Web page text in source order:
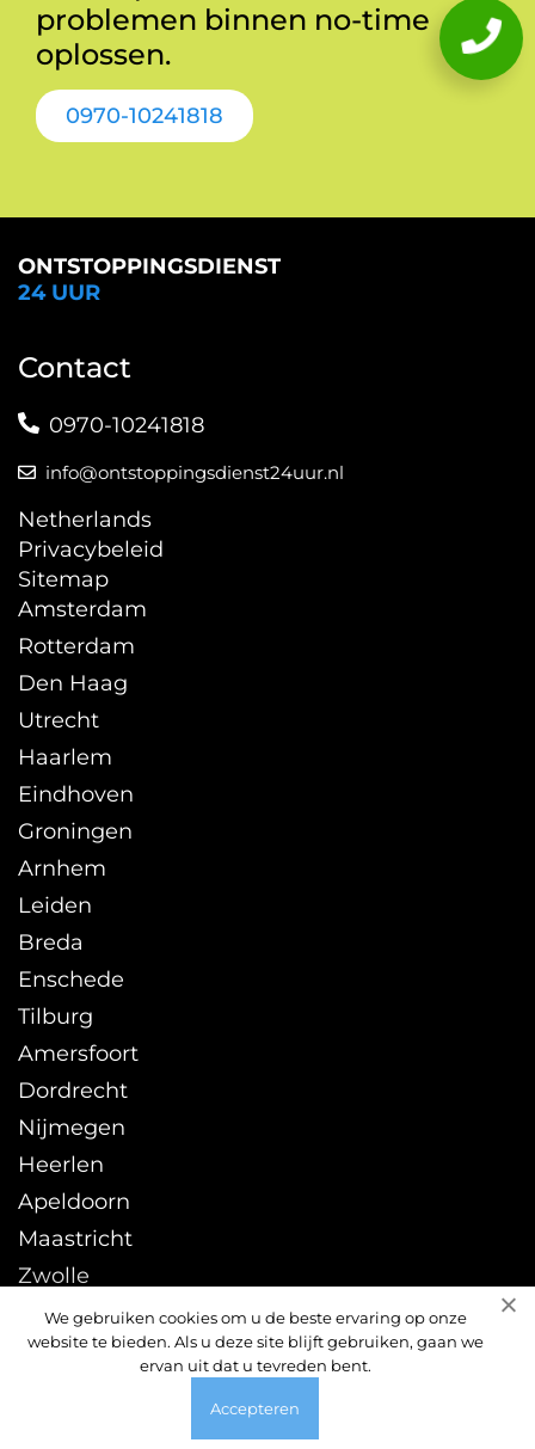
We gebruiken cookies om u de beste ervaring op onze
website te bieden. Als u deze site blijft gebruiken, gaan we
ervan uit dat u tevreden bent.
Accepteren
problemen binnen no-time
oplossen.
0970-10241818
ONTSTOPPINGSDIENST
24 UUR
Contact
0970-10241818
info@ontstoppingsdienst24uur.nl
Netherlands
Privacybeleid
Sitemap
Amsterdam
Rotterdam
Den Haag
Utrecht
Haarlem
Eindhoven
Groningen
Arnhem
Leiden
Breda
Enschede
Tilburg
Amersfoort
Dordrecht
Nijmegen
Heerlen
Apeldoorn
Maastricht
Zwolle
Leeuwarden
Sittard